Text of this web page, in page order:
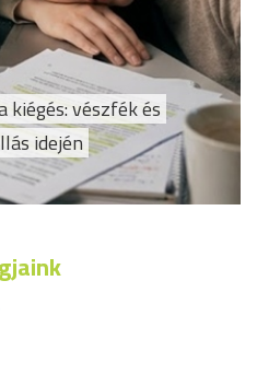
kiégés: vészfék és
idején